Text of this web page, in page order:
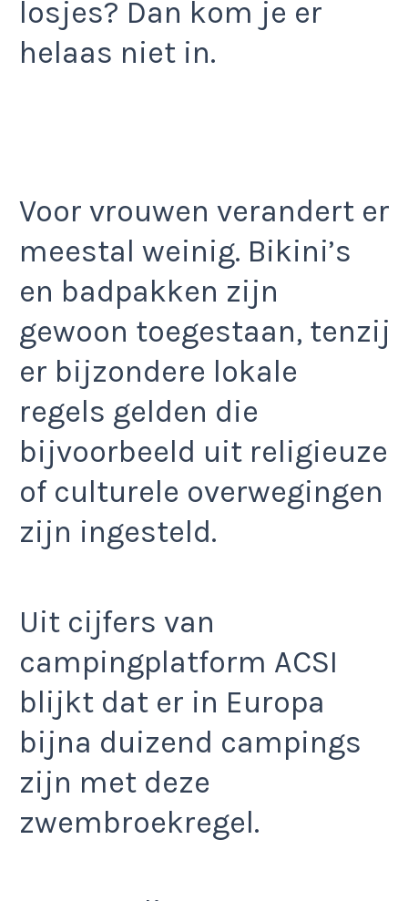
losjes? Dan kom je er
helaas niet in.
Voor vrouwen verandert er
meestal weinig. Bikini’s
en badpakken zijn
gewoon toegestaan, tenzij
er bijzondere lokale
regels gelden die
bijvoorbeeld uit religieuze
of culturele overwegingen
zijn ingesteld.
Uit cijfers van
campingplatform ACSI
blijkt dat er in Europa
bijna duizend campings
zijn met deze
zwembroekregel.